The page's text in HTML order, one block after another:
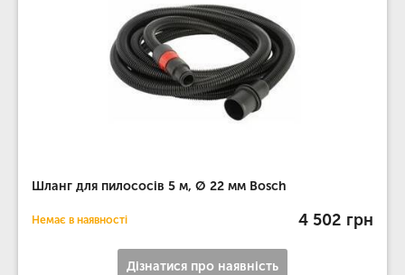
Шланг для пилососів 5 м, Ø 22 мм Bosch
Немає в наявності 4 502 грн
Дізнатися про наявність